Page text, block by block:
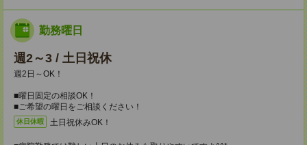
勤務曜日
週2～3 / 土日祝休
週2日～OK！
■曜日固定の相談OK！
■ご希望の曜日をご相談ください！
休日休暇 土日祝休みOK！